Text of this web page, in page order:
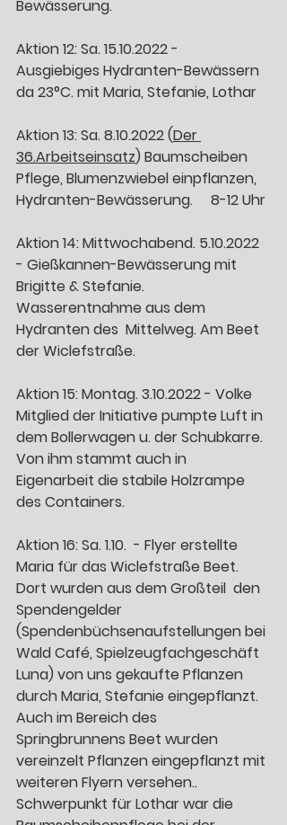
Bewässerung.
Aktion 12: Sa. 15.10.2022 -
Ausgiebiges Hydranten-Bewässern
da 23°C. mit Maria, Stefanie, Lothar
Aktion 13: Sa. 8.10.2022 (Der
36.Arbeitseinsatz) Baumscheiben
Pflege, Blumenzwiebel einpflanzen,
Hydranten-Bewässerung.     8-12 Uhr
Aktion 14: Mittwochabend. 5.10.2022
- Gießkannen-Bewässerung mit
Brigitte & Stefanie.
Wasserentnahme aus dem
Hydranten des  Mittelweg. Am Beet
der Wiclefstraße.
Aktion 15: Montag. 3.10.2022 - Volke
Mitglied der Initiative pumpte Luft in
dem Bollerwagen u. der Schubkarre.
Von ihm stammt auch in
Eigenarbeit die stabile Holzrampe
des Containers.
Aktion 16: Sa. 1.10.  - Flyer erstellte
Maria für das Wiclefstraße Beet.
Dort wurden aus dem Großteil  den
Spendengelder
(Spendenbüchsenaufstellungen bei
Wald Café, Spielzeugfachgeschäft
Luna) von uns gekaufte Pflanzen
durch Maria, Stefanie eingepflanzt.
Auch im Bereich des
Springbrunnens Beet wurden
vereinzelt Pflanzen eingepflanzt mit
weiteren Flyern versehen..
Schwerpunkt für Lothar war die